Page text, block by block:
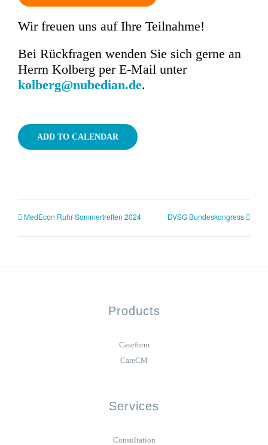
Wir freuen uns auf Ihre Teilnahme!
Bei Rückfragen wenden Sie sich gerne an
Herrn Kolberg per E-Mail unter
kolberg@nubedian.de.
ADD TO CALENDAR
MedEcon Ruhr Sommertreffen 2024 DVSG Bundeskongress
Products
Caseform
CareCM
Services
Consultation